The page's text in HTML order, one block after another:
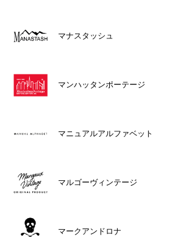
マナスタッシュ
マンハッタンポーテージ
マニュアルアルファベット
マルゴーヴィンテージ
マークアンドロナ